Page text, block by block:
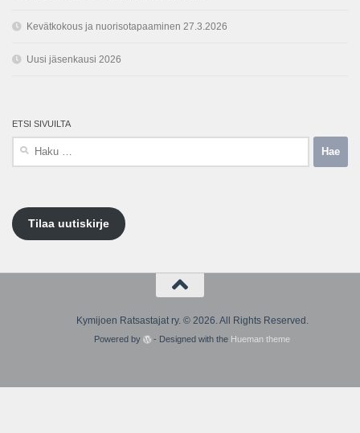
Kevätkokous ja nuorisotapaaminen 27.3.2026
Uusi jäsenkausi 2026
ETSI SIVUILTA
Tilaa uutiskirje
Kymijoen Ratsastajat ry. © 2026. All Rights Reserved.
Powered by - Designed with the Hueman theme